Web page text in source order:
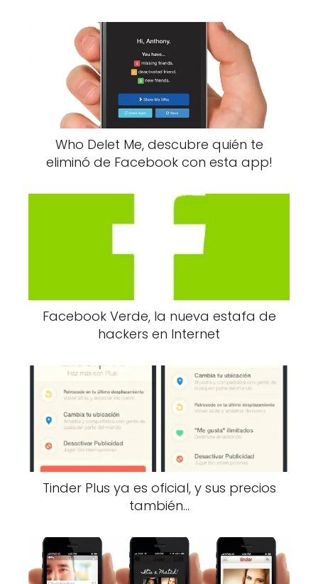
Who Delet Me, descubre quién te
eliminó de Facebook con esta app!
Facebook Verde, la nueva estafa de
hackers en Internet
Tinder Plus ya es oficial, y sus precios
también…